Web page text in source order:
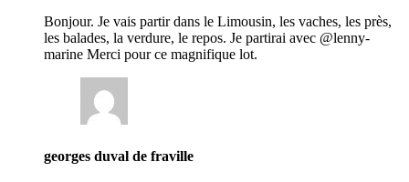
Bonjour. Je vais partir dans le Limousin, les vaches, les près,
les balades, la verdure, le repos. Je partirai avec @lenny-
marine Merci pour ce magnifique lot.
georges duval de fraville